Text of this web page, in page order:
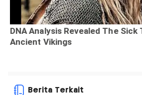
Berita Terkait